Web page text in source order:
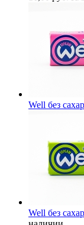
Well без
Well без